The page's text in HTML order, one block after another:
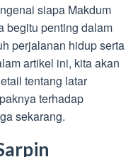
siapa Makdum
begitu penting dalam
perjalanan hidup serta
artikel ini, kita akan
tentang latar
terhadap
sekarang.